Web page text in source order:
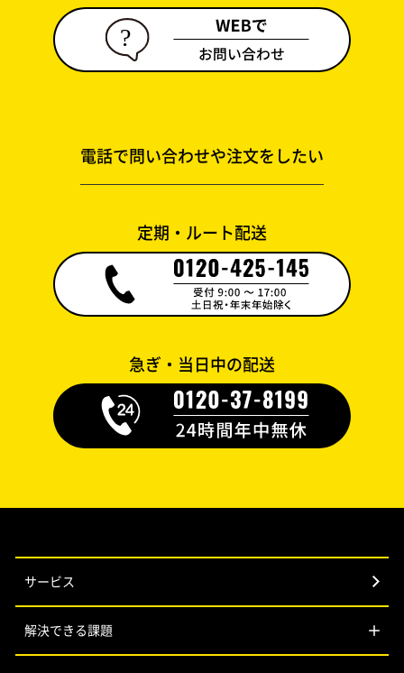
電話で問い合わせや注文をしたい
定期・ルート配送
急ぎ・当日中の配送
サービス
解決できる課題